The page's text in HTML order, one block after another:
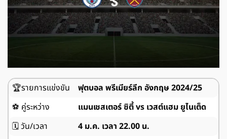
🏆รายการแข่งขัน
ฟุตบอล พรีเมียร์ลีก อังกฤษ 2024/25
⚽ คู่ระหว่าง
แมนเชสเตอร์ ซิตี้ vs เวสต์แฮม ยูไนเต็ด
🗓️ วัน/เวลา
4 ม.ค. เวลา 22.00 น.